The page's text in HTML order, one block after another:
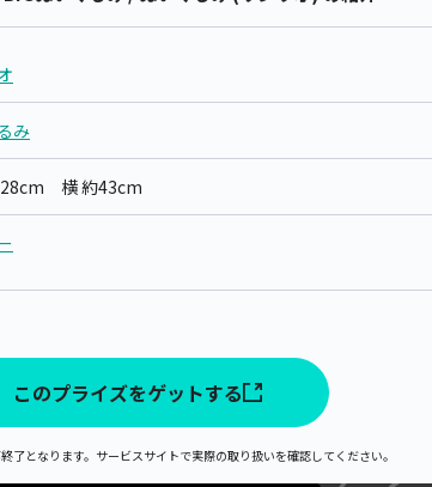
み
28cm 横 約43cm
このプライズをゲットする
了となります。サービスサイトで実際の取り扱いを確認してください。